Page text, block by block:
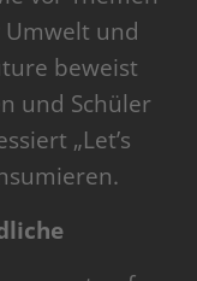
Umwelt und
beweist
und Schüler
„Let’s